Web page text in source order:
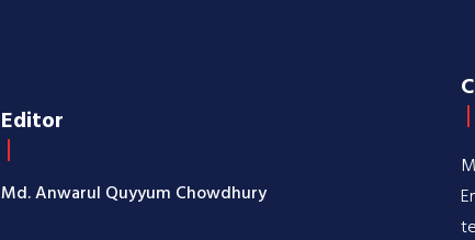
Editor
Md. Anwarul Quyyum Chowdhury